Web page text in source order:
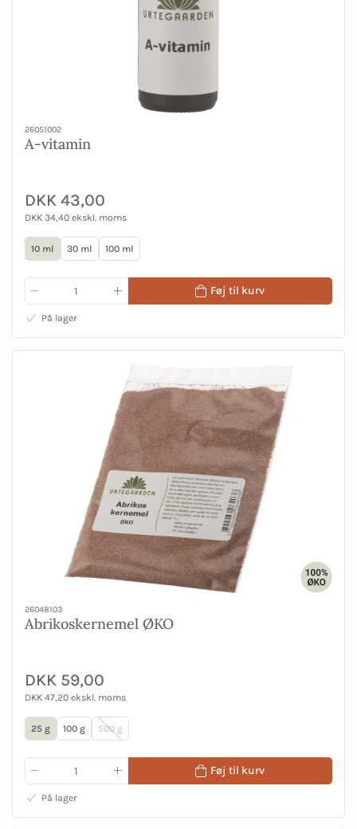
26051002
A-vitamin
DKK 43,00
DKK 34,40 ekskl. moms
10 ml 30 ml 100 ml
Føj til kurv
På lager
26048103
Abrikoskernemel ØKO
DKK 59,00
DKK 47,20 ekskl. moms
25 g 100 g 500 g
Føj til kurv
På lager